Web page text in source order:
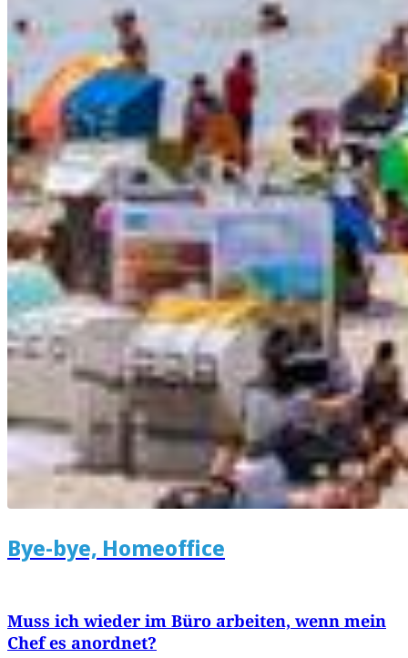
Bye-bye, Homeoffice
Muss ich wieder im Büro arbeiten, wenn mein
Chef es anordnet?